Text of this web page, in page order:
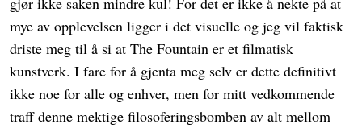
mye av opplevelsen ligger i det visuelle og jeg vil faktisk
driste meg til å si at The Fountain er et filmatisk
kunstverk. I fare for å gjenta meg selv er dette definitivt
ikke noe for alle og enhver, men for mitt vedkommende
traff denne mektige filosoferingsbomben av alt mellom